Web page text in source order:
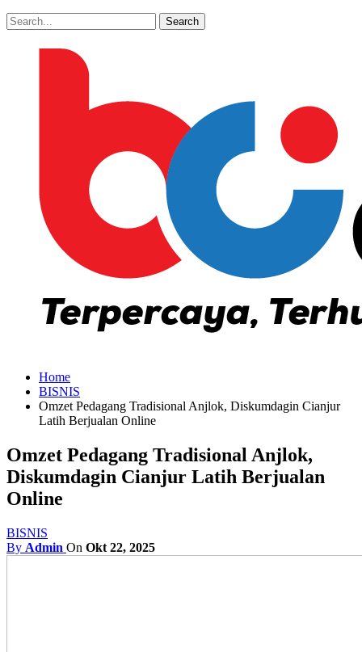
Home
BISNIS
Omzet Pedagang Tradisional Anjlok, Diskumdagin Cianjur
Latih Berjualan Online
Omzet Pedagang Tradisional Anjlok,
Diskumdagin Cianjur Latih Berjualan
Online
BISNIS
By Admin On Okt 22, 2025